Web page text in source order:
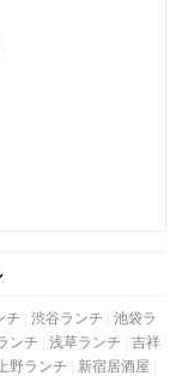
チ 渋谷ランチ 池袋ラ
ンチ 浅草ランチ 吉祥
上野ランチ
新宿居酒屋